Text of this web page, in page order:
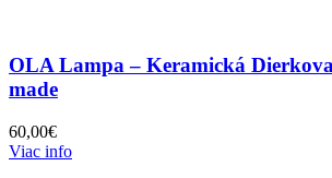
OLA Lampa – Keramická
made
60,00€
Viac info